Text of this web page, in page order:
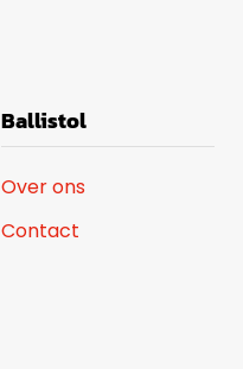
Ballistol
Over ons
Contact